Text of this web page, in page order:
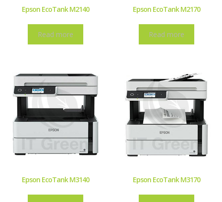
Epson EcoTank M2140
Read more
Epson EcoTank M2170
Read more
Epson EcoTank M3140 Epson EcoTank M3170